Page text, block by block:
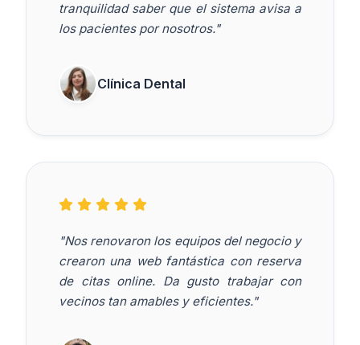
tranquilidad saber que el sistema avisa a
los pacientes por nosotros."
Clínica Dental
"Nos renovaron los equipos del negocio y
crearon una web fantástica con reserva
de citas online. Da gusto trabajar con
vecinos tan amables y eficientes."